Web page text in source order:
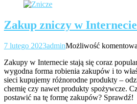
Zakup zniczy w
7 lutego 2023adminMożliwość
Zakupy w Internecie stają się coraz
wygodna forma robienia zakupów i to
sieci kupujemy różnorodne produkty –
chemię czy nawet produkty spożywcze.
postawić na tę formę zakupów? Sprawdź!